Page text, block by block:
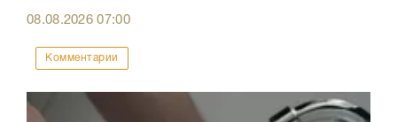
08.08.202607:00
Комментарии